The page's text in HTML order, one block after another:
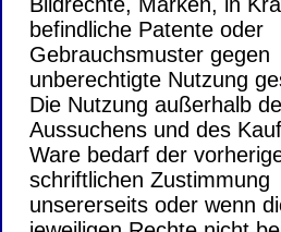
befindliche Patente oder
Gebrauchsmuster gegen
unberechtigte Nutzung
Die Nutzung außerhalb
Aussuchens und des
Ware bedarf der
schriftlichen Zustimmung
unsererseits oder wenn